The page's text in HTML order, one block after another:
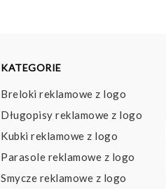
KATEGORIE
Breloki reklamowe z logo
Długopisy reklamowe z logo
Kubki reklamowe z logo
Parasole reklamowe z logo
Smycze reklamowe z logo